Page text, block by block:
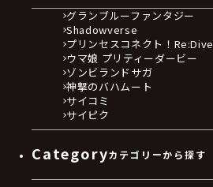
グランブルーファンタジー
Shadowverse
プリンセスコネクト！Re:Dive
ウマ娘 プリティーダービー
ゾンビランドサガ
神撃のバハムート
サイコミ
サイピク
Categoryカテゴリーから探す